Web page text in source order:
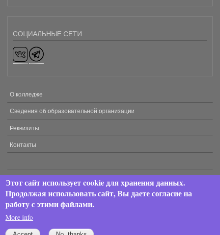
СОЦИАЛЬНЫЕ СЕТИ
МЕНЮ
В
ПОДВАЛЕ
О колледже
Сведения об образовательной организации
Реквизиты
Контакты
2024 © АНПОО «Хекслет колледж». Все права защищены.
Изображение
Этот сайт использует cookie для хранения данных.
Продолжая использовать сайт, Вы даете согласие на
работу с этими файлами.
More info